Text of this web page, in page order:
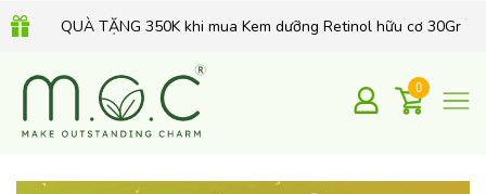
QUÀ TẶNG 350K khi mua Kem dưỡng Retinol hữu cơ 30Gr
0